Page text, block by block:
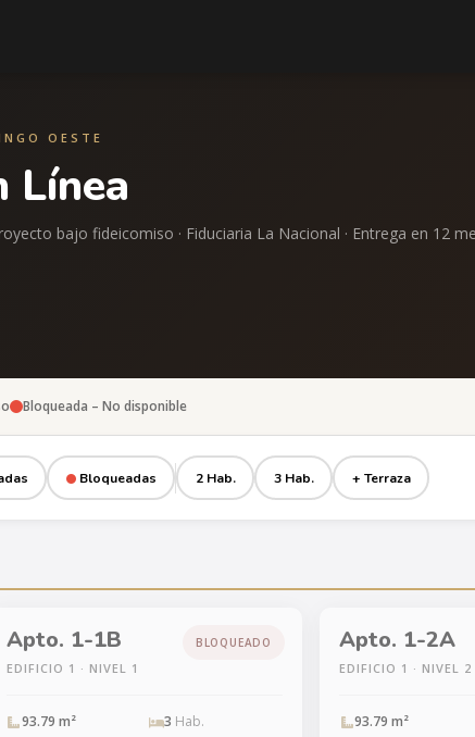
OESTE
Línea
bajo fideicomiso · Fiduciaria La Nacional · Entrega en 12
Bloqueada – No disponible
Bloqueadas 2 Hab. 3 Hab. + Terraza
Apto. 1-1B
EDIFICIO 1 · NIVEL 1
BLOQUEADO
93.79 m² 3 Hab.
Apto. 1-2A
EDIFICIO 1 · NIVEL 2
93.79 m²